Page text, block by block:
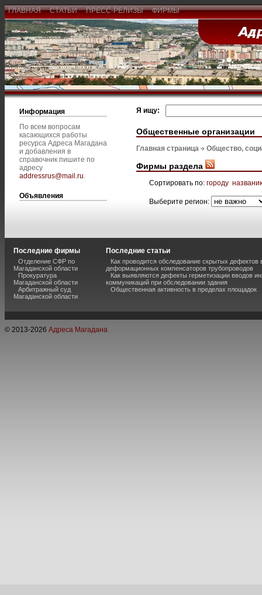
ГЛАВНАЯ СТАТЬИ ПРЕСС-РЕЛИЗЫ ФИРМЫ
Информация
По всем вопросам
касающихся работы
ресурса Адреса Магадана
и добавления в
справочник пишите по
адресу
addressrus@mail.ru.
Объявления
Я ищу:
Общественные организации
Главная страница Общество,
Фирмы раздела
Сортировать по: городу
Выберите регион:
Последние фирмы
Отделение СФР по
Магаданской области
Прокуратура
Магаданской области
Арбитражный суд
Магаданской области
Последние статьи
Как проводится обследование скрытых дефектов
деформационных компенсаторов трубопроводов
Как выявляются дефекты герметизации вводов
коммуникаций при обследовании здания
Общественная активность в пределах площадок
© 2013-2026 Адреса Магадана